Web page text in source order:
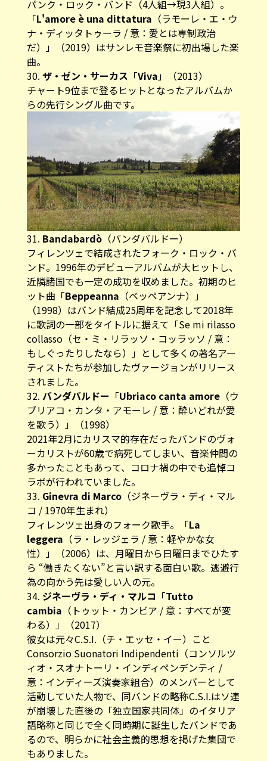
パンク・ロック・バンド（4人組→現3人組）。
「L'amore è una dittatura （ラモーレ・エ・ウ
ナ・ディッタトゥーラ / 意：愛とは専制政治
だ）」（2019）はサンレモ音楽祭に初出場した楽
曲。
30. ザ・ゼン・サーカス 「Viva 」（2013）
チャート9位まで登るヒットとなったアルバムか
らの先行シングル曲です。
31. Bandabardò（バンダバルドー）
フィレンツェで結成されたフォーク・ロック・バ
ンド。1996年のデビューアルバムが大ヒットし、
近隣諸国でも一定の成功を収めました。初期のヒ
ット曲「Beppeanna （ベッペアンナ）」
（1998）はバンド結成25周年を記念して2018年
に歌詞の一部をタイトルに据えて「Se mi rilasso
collasso（セ・ミ・リラッソ・コッラッソ / 意：
もしぐったりしたなら）」として多くの著名アー
ティストたちが参加したヴァージョンがリリース
されました。
32. バンダバルドー 「Ubriaco canta amore（ウ
ブリアコ・カンタ・アモーレ / 意：酔いどれが愛
を歌う）」（1998）
2021年2月にカリスマ的存在だったバンドのヴォ
ーカリストが60歳で病死してしまい、音楽仲間の
多かったこともあって、コロナ禍の中でも追悼コ
ラボが行われていました。
33. Ginevra di Marco（ジネーヴラ・ディ・マル
コ / 1970年生まれ）
フィレンツェ出身のフォーク歌手。「La
leggera （ラ・レッジェラ / 意：軽やかな女
性）」（2006）は、月曜日から日曜日までひたす
ら “働きたくない”と言い訳する面白い歌。逃避行
為の向かう先は愛しい人の元。
34. ジネーヴラ・ディ・マルコ 「Tutto
cambia （トゥット・カンビア / 意：すべてが変
わる）」（2017）
彼女は元々C.S.I.（チ・エッセ・イー）こと
Consorzio Suonatori Indipendenti（コンソルツ
ィオ・スオナトーリ・インディペンデンティ /
意：インディーズ演奏家組合）のメンバーとして
活動していた人物で、同バンドの略称C.S.I.はソ連
が崩壊した直後の「独立国家共同体」のイタリア
語略称と同じで全く同時期に誕生したバンドであ
るので、明らかに社会主義的思想を掲げた集団で
もありました。